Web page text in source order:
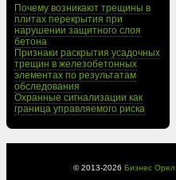
Почему возникают трещины в
плитах перекрытия при
нарушении защитного слоя
бетона
Признаки раскрытия усадочных
трещин в железобетонных
элементах по результатам
обследования
Охранные сигнализации как
граница управляемого риска
© 2013-2026 Бизнес Орел